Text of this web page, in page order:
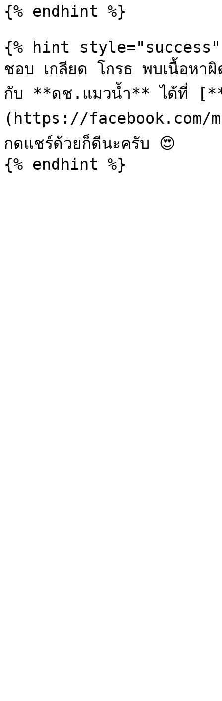
{% endhint %}
{% hint style="success"
ชอบ เกลียด โกรธ พบเนื้อหา
กับ **ดช.แมวน้ำ** ได้ที่
(https://facebook.com/
กดแชร์ด้วยก็ดีนะครับ 😍